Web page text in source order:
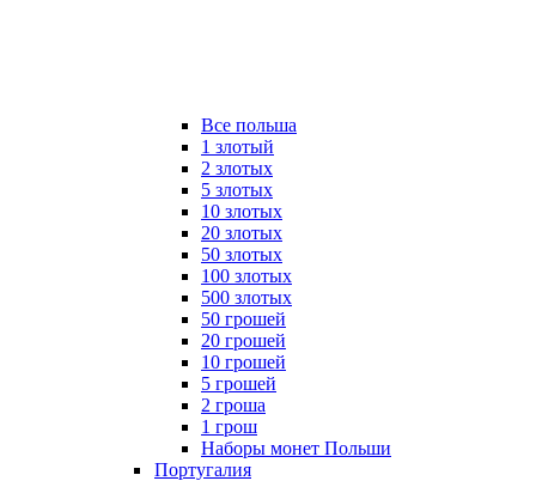
Все польша
1 злотый
2 злотых
5 злотых
10 злотых
20 злотых
50 злотых
100 злотых
500 злотых
50 грошей
20 грошей
10 грошей
5 грошей
2 гроша
1 грош
Наборы монет Польши
Португалия